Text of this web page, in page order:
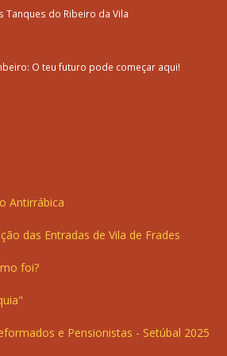
Tanques do Ribeiro da Vila
O teu futuro pode começar aqui!
Antirrábica
das Entradas de Vila de Frades
foi?
e Pensionistas - Setúbal 2025